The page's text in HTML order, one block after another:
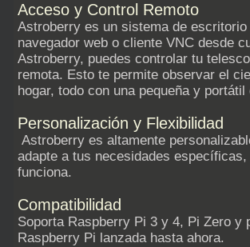
Acceso y Control Remoto
Astroberry es un sistema de
navegador web o cliente VNC desde
Astroberry, puedes controlar tu
remota. Esto te permite observar el
hogar, todo con una pequeña y
Personalización y Flexibilidad
Astroberry es altamente
adapte a tus necesidades
funciona.
Compatibilidad
Soporta Raspberry Pi 3 y 4, Pi Zero y
Raspberry Pi lanzada hasta ahora.